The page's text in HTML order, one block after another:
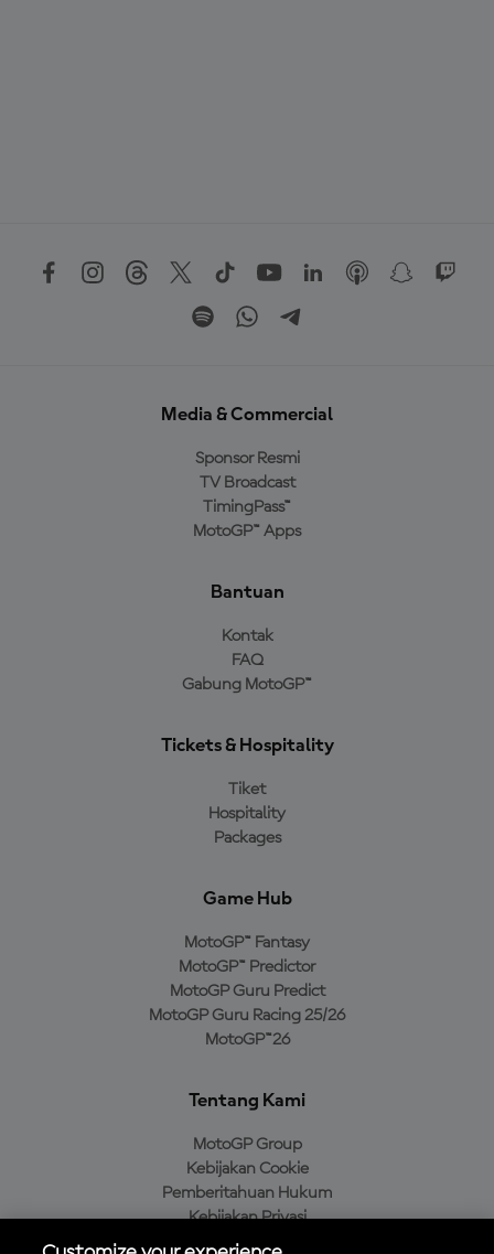
Media & Commercial
Sponsor Resmi
TV Broadcast
TimingPass™
MotoGP™ Apps
Bantuan
Kontak
FAQ
Gabung MotoGP™
Tickets & Hospitality
Tiket
Hospitality
Packages
Game Hub
MotoGP™ Fantasy
MotoGP™ Predictor
MotoGP Guru Predict
MotoGP Guru Racing 25/26
MotoGP™26
Tentang Kami
MotoGP Group
Kebijakan Cookie
Pemberitahuan Hukum
Kebijakan Privasi
Kebijakan Pembelian